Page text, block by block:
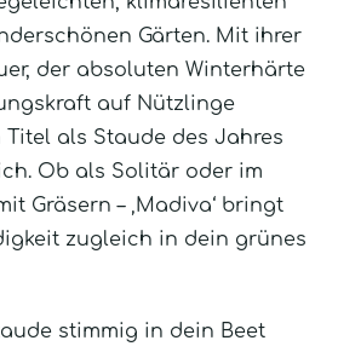
Gärten. Mit ihrer
der absoluten Winterhärte
auf Nützlinge
als Staude des Jahres
Ob als Solitär oder im
Gräsern – ‚Madiva‘ bringt
zugleich in dein grünes
stimmig in dein Beet